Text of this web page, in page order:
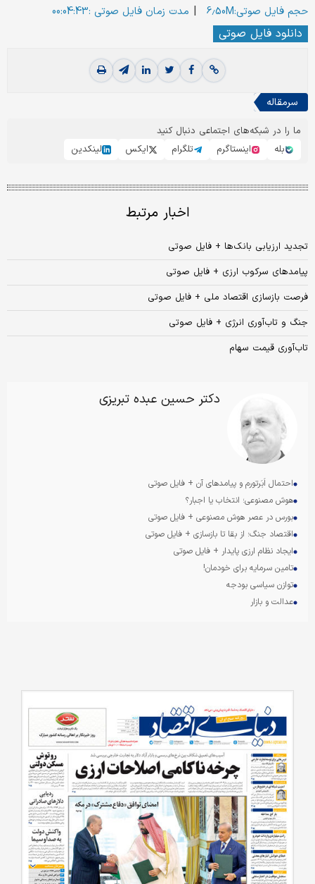
حجم فایل صوتی:6.50M | مدت زمان فایل صوتی :00:04:43
دانلود فایل صوتی
سرمقاله
ما را در شبکه‌های اجتماعی دنبال کنید
بله
اینستاگرم تلگرام ایکس لینکدین
اخبار مرتبط
تجدید ارزیابی بانک‌ها + فایل صوتی
پیامدهای سرکوب ارزی + فایل صوتی
فرصت بازسازی اقتصاد ملی + فایل صوتی
جنگ و تاب‌آوری انرژی + فایل صوتی
تاب‌آوری قیمت سهام
دکتر حسین عبده تبریزی
احتمال اَبَرتورم و پیامدهای آن + فایل صوتی
هوش مصنوعی؛ انتخاب یا اجبار؟
بورس در عصر هوش مصنوعی + فایل صوتی
اقتصاد جنگ؛ از بقا تا بازسازی + فایل صوتی
ایجاد نظام ارزی پایدار + فایل صوتی
تامین سرمایه ‌برای خودمان!
توازن سیاسی بودجه
عدالت و بازار